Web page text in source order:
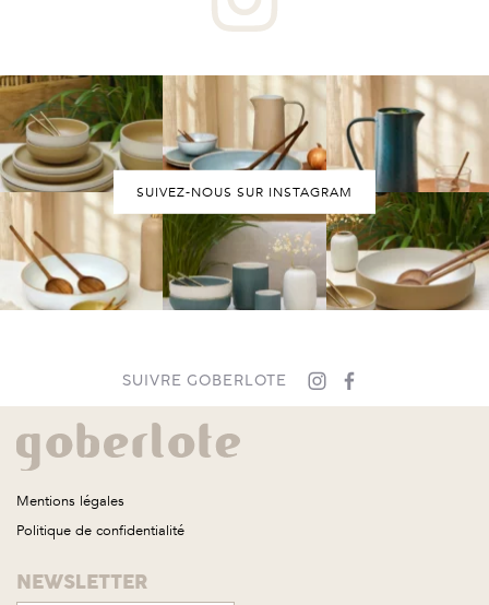
SUIVEZ-NOUS SUR INSTAGRAM
SUIVRE GOBERLOTE
Mentions légales
Politique de confidentialité
NEWSLETTER